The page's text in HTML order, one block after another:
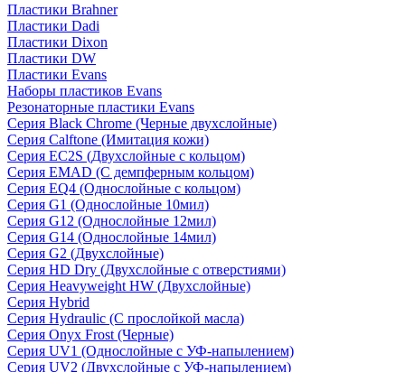
Пластики Brahner
Пластики Dadi
Пластики Dixon
Пластики DW
Пластики Evans
Наборы пластиков Evans
Резонаторные пластики Evans
Серия Black Chrome (Черные двухслойные)
Серия Calftone (Имитация кожи)
Серия EC2S (Двухслойные с кольцом)
Серия EMAD (С демпферным кольцом)
Серия EQ4 (Однослойные с кольцом)
Серия G1 (Однослойные 10мил)
Серия G12 (Однослойные 12мил)
Серия G14 (Однослойные 14мил)
Серия G2 (Двухслойные)
Серия HD Dry (Двухслойные с отверстиями)
Серия Heavyweight HW (Двухслойные)
Серия Hybrid
Серия Hydraulic (С прослойкой масла)
Серия Onyx Frost (Черные)
Серия UV1 (Однослойные с УФ-напылением)
Серия UV2 (Двухслойные с УФ-напылением)